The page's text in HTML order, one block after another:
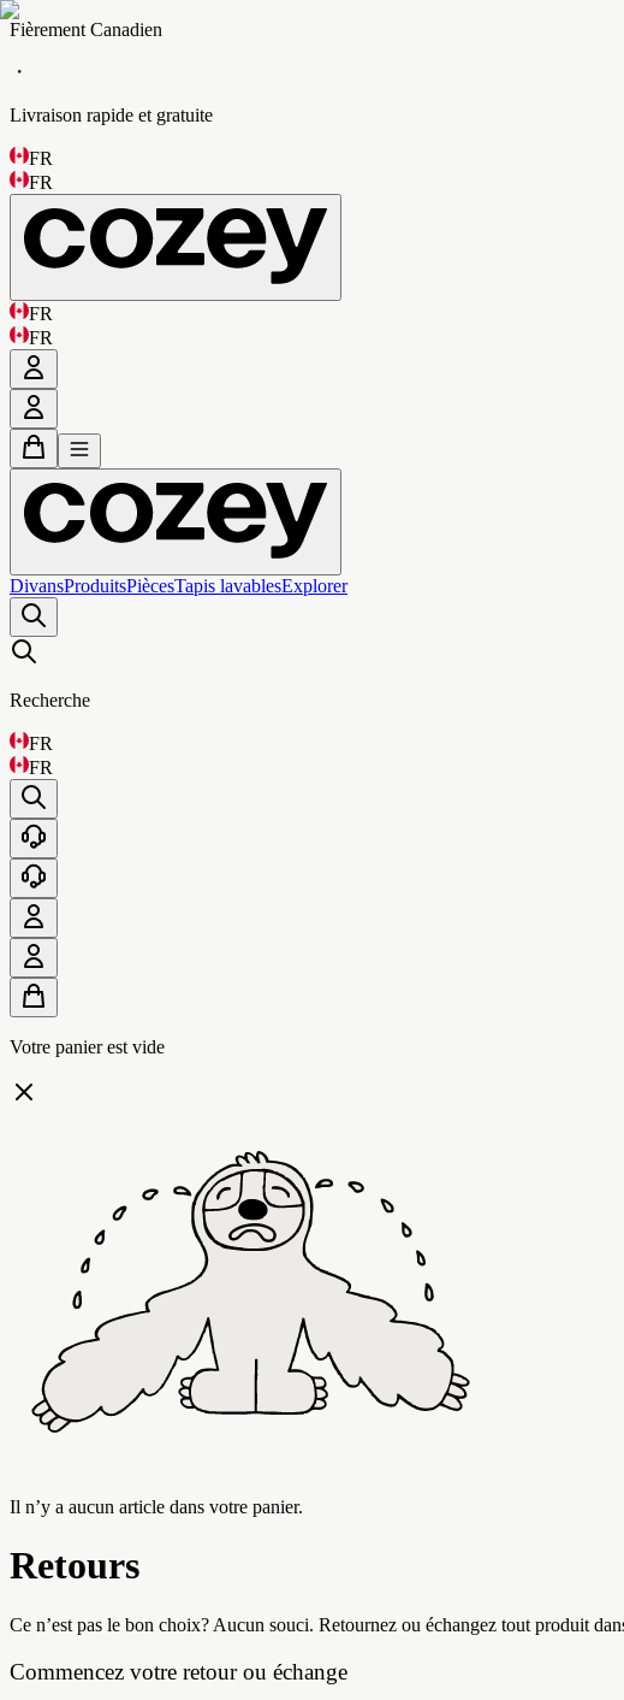
Fièrement Canadien
・
Livraison rapide et gratuite
FR
FR
FR
FR
DivansProduitsPiècesTapis lavablesExplorer
Recherche
FR
FR
Votre panier est vide
Il n’y a aucun article dans votre panier.
Retours
Ce n’est pas le bon choix? Aucun souci. Retournez ou échangez tout produit
Commencez votre retour ou échange